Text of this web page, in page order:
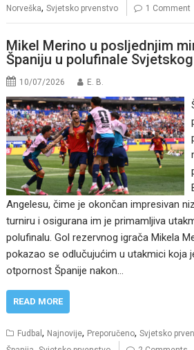
Norveška,Svjetsko prvenstvo 1 Comment
Mikel Merino u posljednjim
Španiju u polufinale
10/07/2026 E. B.
Angelesu, čime je okončan impresivan
turniru i osigurana im je primamljiva
polufinalu. Gol rezervnog igrača Mikela
pokazao se odlučujućim u utakmici koja
otpornost Španije nakon…
READ MORE
Fudbal, Najnovije, Preporučeno,Svjetsko